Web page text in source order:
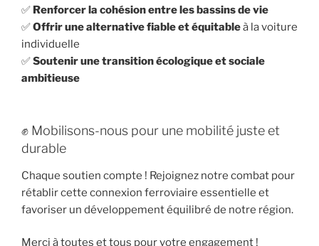
✅ Renforcer la cohésion entre les bassins de vie
✅Offrir une alternative fiable et équitableà la voiture
individuelle
✅Soutenir une transition écologique et sociale
ambitieuse
✊ Mobilisons-nous pour une mobilité juste et
durable
Chaque soutien compte ! Rejoignez notre combat pour
rétablir cette connexion ferroviaire essentielle et
favoriser un développement équilibré de notre région.
Merci à toutes et tous pour votre engagement !